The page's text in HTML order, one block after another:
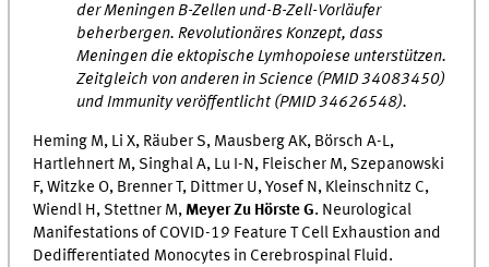
der Meningen B-Zellen und-B-Zell-Vorläufer
beherbergen. Revolutionäres Konzept, dass
Meningen die ektopische Lymhopoiese unterstützen.
Zeitgleich von anderen in Science (PMID 34083450)
und Immunity veröffentlicht (PMID 34626548).
Heming M, Li X, Räuber S, Mausberg AK, Börsch A-L,
Hartlehnert M, Singhal A, Lu I-N, Fleischer M, Szepanowski
F, Witzke O, Brenner T, Dittmer U, Yosef N, Kleinschnitz C,
Wiendl H, Stettner M,Meyer Zu Hörste G. Neurological
Manifestations of COVID-19 Feature T Cell Exhaustion and
Dedifferentiated Monocytes in Cerebrospinal Fluid.